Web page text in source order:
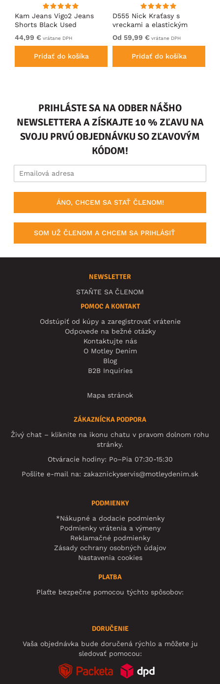
Kam Jeans Vigo2 Jeans
Shorts Black Used
44,99 € vrátane DPH
Pridať do košíka
D555 Nick Kraťasy s
vreckami a elastickým
pásom Tmavomodré
Od 59,99 € vrátane DPH
Pridať do košíka
PRIHLÁSTE SA NA ODBER NÁŠHO
NEWSLETTERA A ZÍSKAJTE 10 % ZĽAVU NA
SVOJU PRVÚ OBJEDNÁVKU SO ZĽAVOVÝM
KÓDOM!
ÁNO, CHCEM SA STAŤ ČLENOM!
SOM UŽ ČLENOM A CHCEM SA PRIHLÁSIŤ
NEWSLETTER
STAŇTE SA ČLENOM
POMOC A KONTAKT
Odstúpiť od kúpy a zaregistrovať vrátenie
Odpovede na bežné otázky
Kontaktujte nás
O Motley Denim
Blog
B2B Inquiries
Mapa stránok
ZÁKAZNÍCKA PODPORA
Živý chat – kliknite na ikonu chatu v pravom dolnom rohu
stránky.
Otváracie hodiny: Po–Pia 07:30-15:30
Pošlite e-mail na: zakaznickyservis@motleydenim.sk
PODMIENKY
*Nákupné a dodacie podmienky
Podmienky vrátenia a výmeny
Reklamačné podmienky
Zásady ochrany osobných údajov
Nastavenia cookies
PLATBA
Plaťte bezpečne pomocou týchto spôsobov:
DORUČENIE
Vaša objednávka bude doručená rýchlo a môžete ju
sledovať pomocou: